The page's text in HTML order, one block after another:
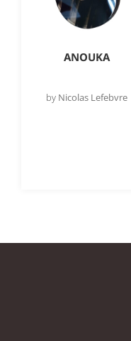
ANOUKA
by Nicolas Lefebvre